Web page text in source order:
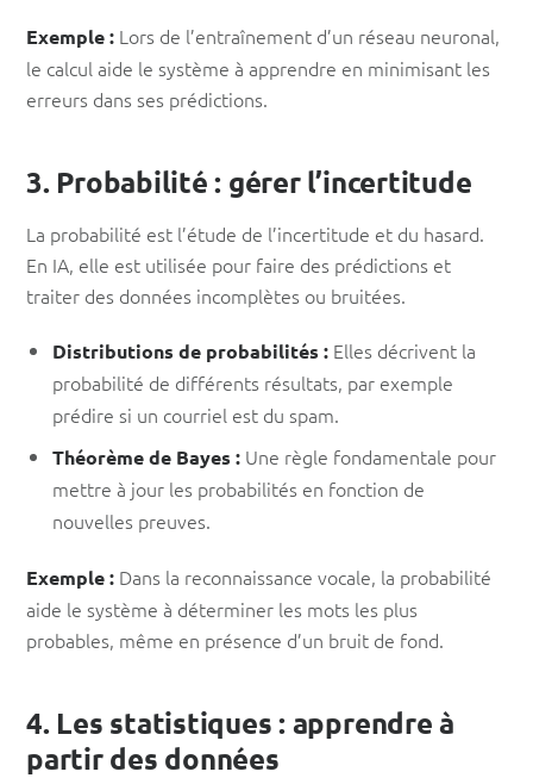
Exemple : Lors de l’entraînement d’un réseau neuronal,
le calcul aide le système à apprendre en minimisant les
erreurs dans ses prédictions.
3. Probabilité : gérer l’incertitude
La probabilité est l’étude de l’incertitude et du hasard.
En IA, elle est utilisée pour faire des prédictions et
traiter des données incomplètes ou bruitées.
Distributions de probabilités : Elles décrivent la
probabilité de différents résultats, par exemple
prédire si un courriel est du spam.
Théorème de Bayes : Une règle fondamentale pour
mettre à jour les probabilités en fonction de
nouvelles preuves.
Exemple : Dans la reconnaissance vocale, la probabilité
aide le système à déterminer les mots les plus
probables, même en présence d’un bruit de fond.
4. Les statistiques : apprendre à
partir des données